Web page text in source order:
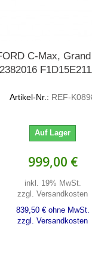
C-Max,
2382016
Artikel-Nr.: REF-
Auf Lager
999,00 €
inkl. 19% MwSt.
zzgl. Versandkosten
839,50 € ohne MwSt.
zzgl. Versandkosten